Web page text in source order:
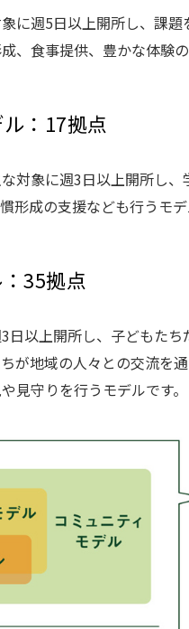
に週5日以上開所し、課
、食事提供、豊かな体験
：17拠点
対象に週3日以上開所し
形成の支援なども行うモデ
35拠点
日以上開所し、子どもた
が地域の人々との交流を
見守りを行うモデルです。